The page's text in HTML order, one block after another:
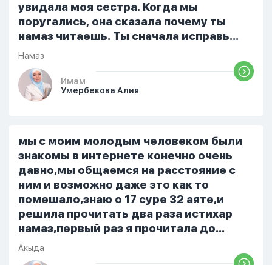
увидала моя сестра. Когда мы
поругались, она сказала почему ты
намаз читаешь. Ты сначала исправь
себя. После этого я не вставала на
намаз и не видела жайнамаз. Я просто
уже так не могу читать, смотреть . Дуа
я делаю скрытно если делаю дома. Я
От родных же людей.
Намаз
Имам
Умербекова Алия
мы с моим молодым человеком были
знакомы в интернете конечно очень
давно,мы общаемся на расстояние с
ним и возможно даже это как то
помешало,знаю о 17 суре 32 аяте,и
решила прочитать два раза истихар
намаз,первый раз я прочитала до
«Аср» намаза и сначала было
тревожно,позже стало спокойно и в
Акыда